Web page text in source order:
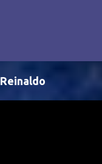
Reinaldo